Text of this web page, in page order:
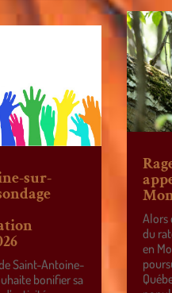
sur-
Saint-Antoine-
bonifier sa
Alors
du
en